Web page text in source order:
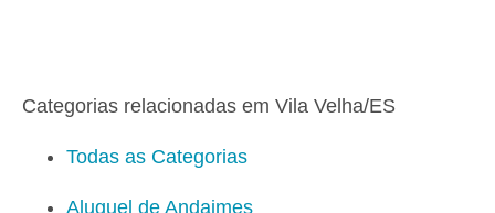
Categorias relacionadas em Vila Velha/ES
Todas as Categorias
Aluguel de Andaimes